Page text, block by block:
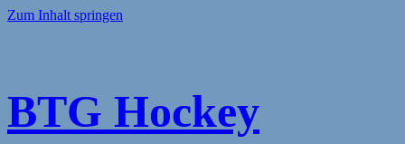
Zum Inhalt springen
BTG Hockey